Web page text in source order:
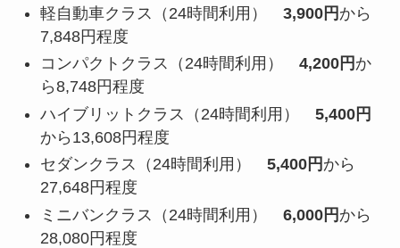
軽自動車クラス（24時間利用） 3,900円 から
7,848円程度
コンパクトクラス（24時間利用） 4,200円 か
ら8,748円程度
ハイブリットクラス（24時間利用） 5,400円
から13,608円程度
セダンクラス（24時間利用） 5,400円 から
27,648円程度
ミニバンクラス（24時間利用） 6,000円 から
28,080円程度